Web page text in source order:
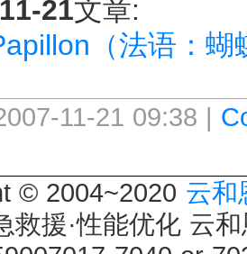
21文章:
（法语：蝴
11-21 09:38 |
© 2004~2020 云和
救援·性能优化 云